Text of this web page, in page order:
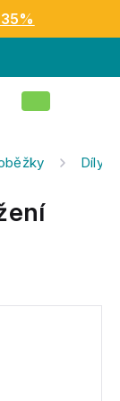
Nákupní
Díly